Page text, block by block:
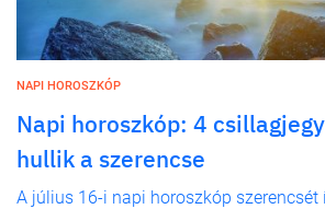
NAPI HOROSZKÓP
Napi horoszkóp: 4
hullik a szerencse
A július 16-i napi horoszkóp szerencsét